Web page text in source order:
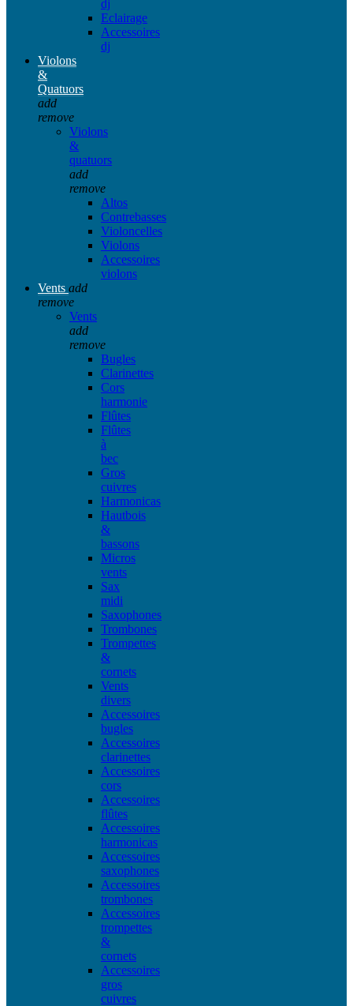
dj
Eclairage
Accessoires
dj
Violons
&
Quatuors
add
remove
Violons
&
quatuors
add
remove
Altos
Contrebasses
Violoncelles
Violons
Accessoires
violons
Vents add
remove
Vents
add
remove
Bugles
Clarinettes
Cors
harmonie
Flûtes
Flûtes
à
bec
Gros
cuivres
Harmonicas
Hautbois
&
bassons
Micros
vents
Sax
midi
Saxophones
Trombones
Trompettes
&
cornets
Vents
divers
Accessoires
bugles
Accessoires
clarinettes
Accessoires
cors
Accessoires
flûtes
Accessoires
harmonicas
Accessoires
saxophones
Accessoires
trombones
Accessoires
trompettes
&
cornets
Accessoires
gros
cuivres